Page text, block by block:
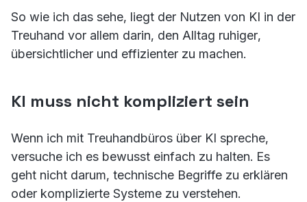
So wie ich das sehe, liegt der Nutzen von KI in der
Treuhand vor allem darin, den Alltag ruhiger,
übersichtlicher und effizienter zu machen.
KI muss nicht kompliziert sein
Wenn ich mit Treuhandbüros über KI spreche,
versuche ich es bewusst einfach zu halten. Es
geht nicht darum, technische Begriffe zu erklären
oder komplizierte Systeme zu verstehen.